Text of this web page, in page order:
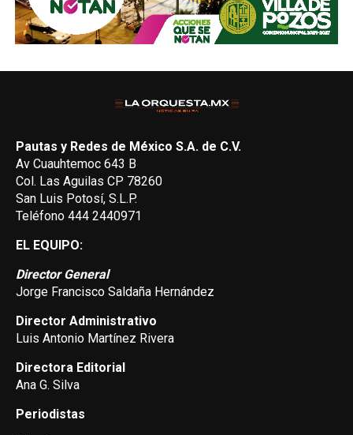
Pautas y Redes de México S.A. de C.V.
Av Cuauhtemoc 643 B
Col. Las Aguilas CP 78260
San Luis Potosí, S.L.P.
Teléfono 444 2440971
EL EQUIPO:
Director General
Jorge Francisco Saldaña Hernández
Director Administrativo
Luis Antonio Martínez Rivera
Directora Editorial
Ana G. Silva
Periodistas